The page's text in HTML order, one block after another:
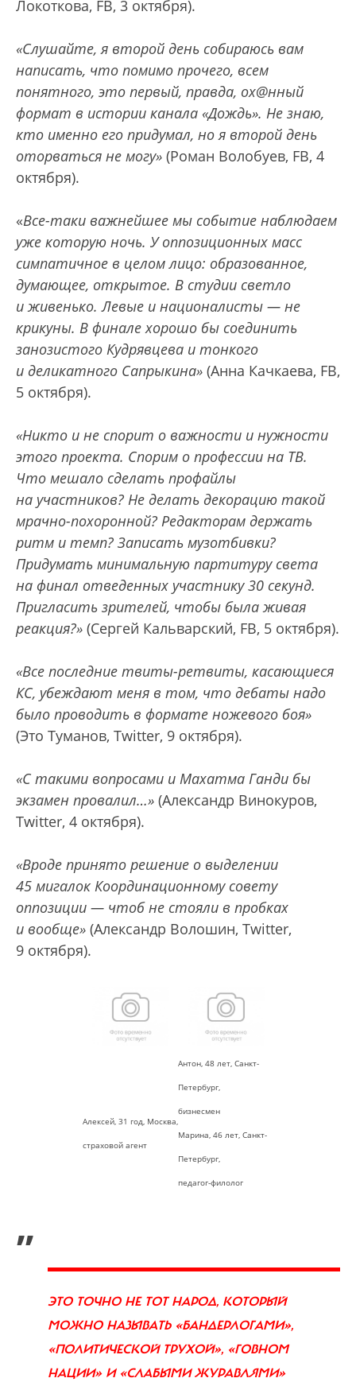
Локоткова, FB, 3 октября).
«Слушайте, я второй день собираюсь вам
написать, что помимо прочего, всем
понятного, это первый, правда, ох@нный
формат в истории канала «Дождь». Не знаю,
кто именно его придумал, но я второй день
оторваться не могу» (Роман Волобуев, FB, 4
октября).
«Все-таки важнейшее мы событие наблюдаем
уже которую ночь. У оппозиционных масс
симпатичное в целом лицо: образованное,
думающее, открытое. В студии светло
и живенько. Левые и националисты — не
крикуны. В финале хорошо бы соединить
занозистого Кудрявцева и тонкого
и деликатного Сапрыкина» (Анна Качкаева, FB,
5 октября).
«Никто и не спорит о важности и нужности
этого проекта. Спорим о профессии на ТВ.
Что мешало сделать профайлы
на участников? Не делать декорацию такой
мрачно-похоронной? Редакторам держать
ритм и темп? Записать музотбивки?
Придумать минимальную партитуру света
на финал отведенных участнику 30 секунд.
Пригласить зрителей, чтобы была живая
реакция?» (Сергей Кальварский, FB, 5 октября).
«Все последние твиты-ретвиты, касающиеся
КС, убеждают меня в том, что дебаты надо
было проводить в формате ножевого боя»
(Это Туманов, Twitter, 9 октября).
«С такими вопросами и Махатма Ганди бы
экзамен провалил…» (Александр Винокуров,
Twitter, 4 октября).
«Вроде принято решение о выделении
45 мигалок Координационному совету
оппозиции — чтоб не стояли в пробках
и вообще» (Александр Волошин, Twitter,
9 октября).
Алексей, 31 год, Москва,
страховой агент
Антон, 48 лет, Санкт-
Петербург,
бизнесмен
Марина, 46 лет, Санкт-
Петербург,
педагог-филолог
„
ЭТО ТОЧНО НЕ ТОТ НАРОД, КОТОРЫЙ
МОЖНО НАЗЫВАТЬ «БАНДЕРЛОГАМИ»,
«ПОЛИТИЧЕСКОЙ ТРУХОЙ», «ГОВНОМ
НАЦИИ» И «СЛАБЫМИ ЖУРАВЛЯМИ»